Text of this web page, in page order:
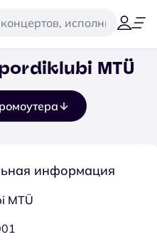
MTÜ
информация
MTÜ